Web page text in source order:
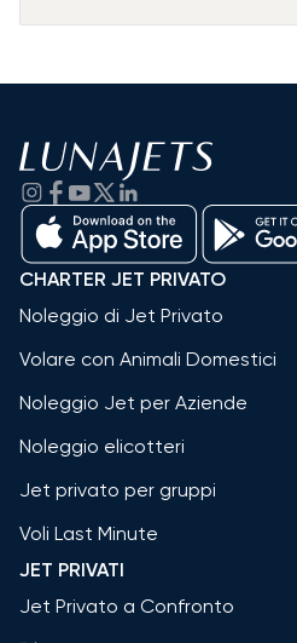
CHARTER JET PRIVATO
Noleggio di Jet Privato
Volare con Animali Domestici
Noleggio Jet per Aziende
Noleggio elicotteri
Jet privato per gruppi
Voli Last Minute
JET PRIVATI
Jet Privato a Confronto